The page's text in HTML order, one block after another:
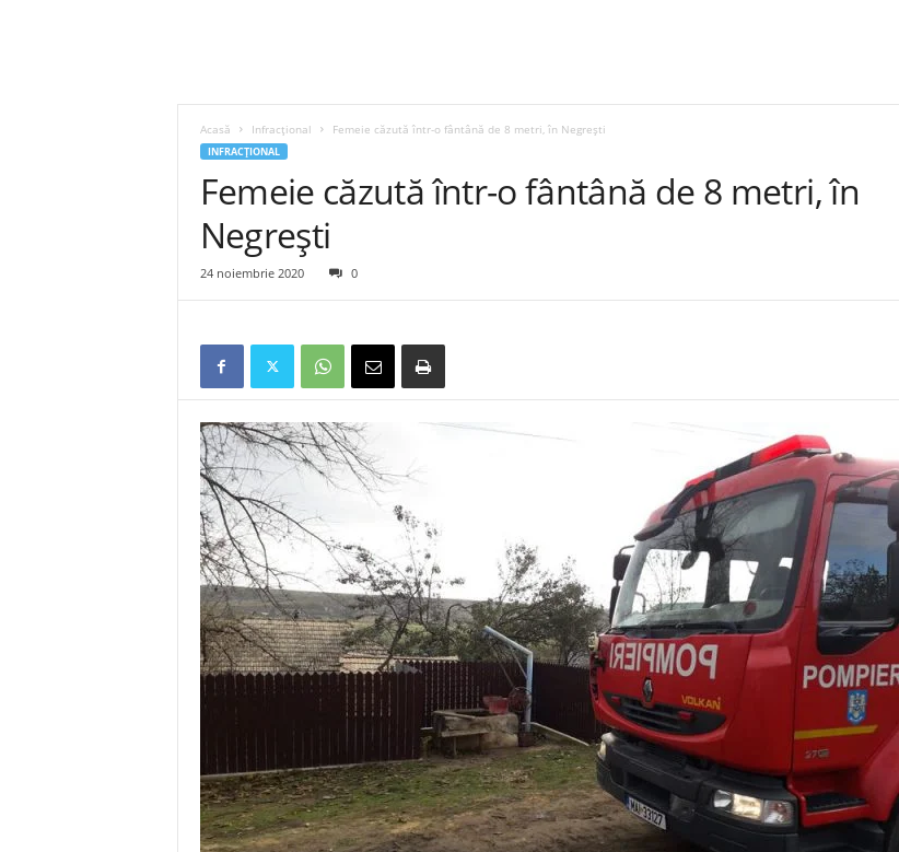
Acasă Infracțional Femeie căzută într-o fântână de 8 metri, în Negrești
INFRACȚIONAL
Femeie căzută într-o fântână de 8 metri, în
Negrești
24 noiembrie 2020 0